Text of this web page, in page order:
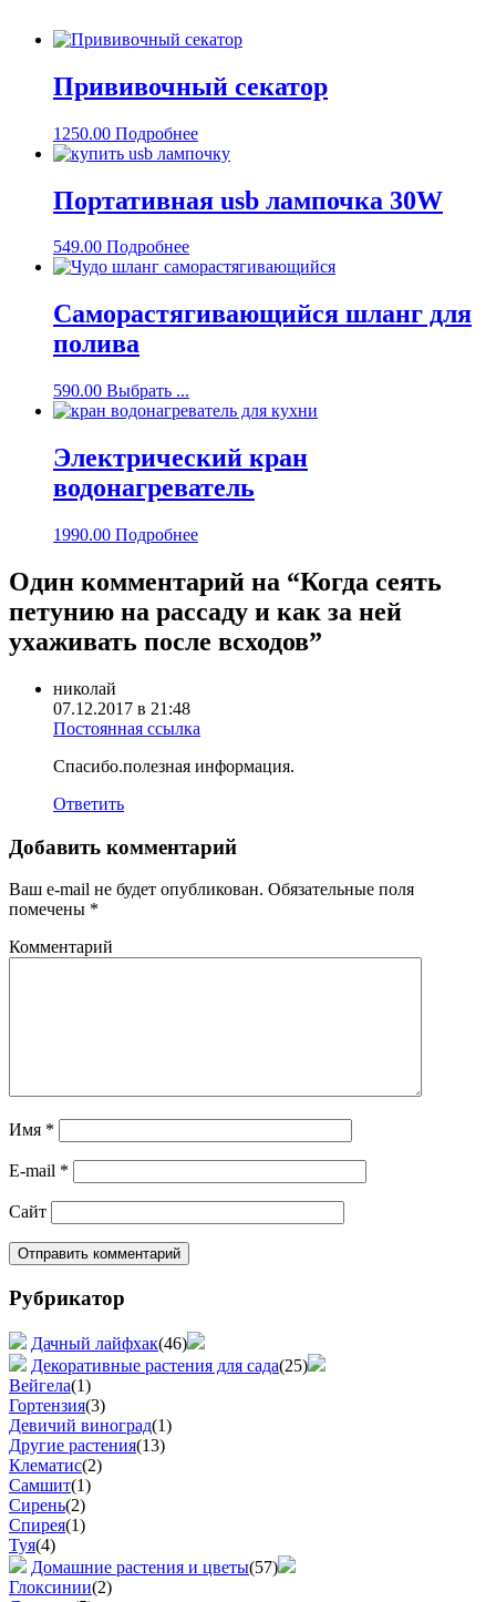
Прививочный секатор
1250.00 Подробнее
Портативная usb лампочка 30W
549.00 Подробнее
Саморастягивающийся шланг для
полива
590.00 Выбрать ...
Электрический кран
водонагреватель
1990.00 Подробнее
Один комментарий на “Когда сеять
петунию на рассаду и как за ней
ухаживать после всходов”
николай
07.12.2017 в 21:48
Постоянная ссылка
Спасибо.полезная информация.
Ответить
Добавить комментарий
Ваш e-mail не будет опубликован. Обязательные поля
помечены *
Комментарий
Имя *
E-mail *
Сайт
Рубрикатор
Дачный лайфхак(46)
Декоративные растения для сада(25)
Вейгела(1)
Гортензия(3)
Девичий виноград(1)
Другие растения(13)
Клематис(2)
Самшит(1)
Сирень(2)
Спирея(1)
Туя(4)
Домашние растения и цветы(57)
Глоксинии(2)